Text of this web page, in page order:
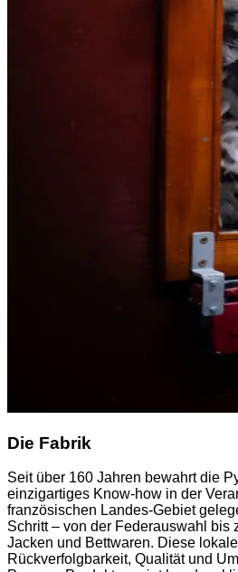
Die Fabrik
Seit über 160 Jahren bewahrt die
einzigartiges Know-how in der
französischen Landes-Gebiet
Schritt – von der Federauswahl bis
Jacken und Bettwaren. Diese
Rückverfolgbarkeit, Qualität und